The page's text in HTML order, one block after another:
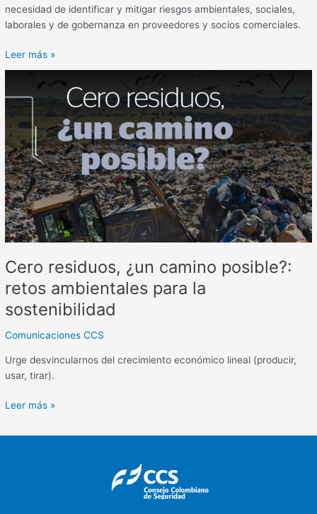
necesidad de identificar y mitigar riesgos ambientales, sociales,
laborales y de gobernanza en proveedores y socios comerciales.
Leer más »
Cero residuos, ¿un camino posible?:
retos ambientales para la
sostenibilidad
Comunicaciones CCS
Urge desvincularnos del crecimiento económico lineal (producir,
usar, tirar).
residuos,
camino
posible?:
retos
ambientales
para
la
sostenibilidad
Leer más »